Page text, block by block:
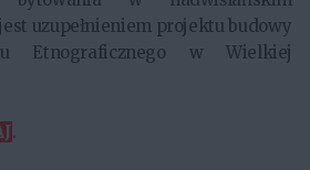
uzupełnieniem projektu budowy
Etnograficznego w Wielkiej
.